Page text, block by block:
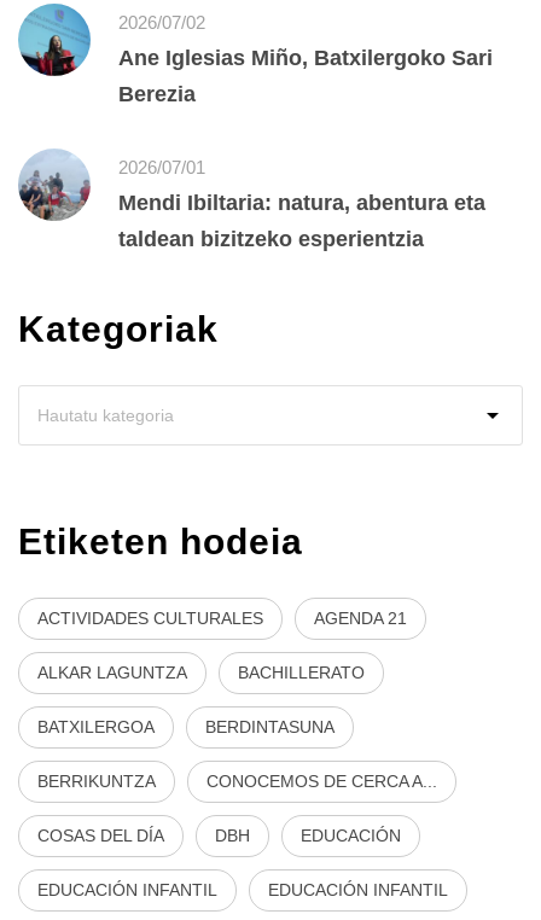
2026/07/02
Ane Iglesias Miño, Batxilergoko Sari
Berezia
2026/07/01
Mendi Ibiltaria: natura, abentura eta
taldean bizitzeko esperientzia
Kategoriak
Etiketen hodeia
ACTIVIDADES CULTURALES AGENDA 21
ALKAR LAGUNTZA BACHILLERATO
BATXILERGOA BERDINTASUNA
BERRIKUNTZA CONOCEMOS DE CERCA A...
COSAS DEL DÍA DBH EDUCACIÓN
EDUCACIÓN INFANTIL EDUCACIÓN INFANTIL